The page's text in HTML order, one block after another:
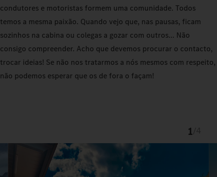
condutores e motoristas formem uma comunidade. Todos
temos a mesma paixão. Quando vejo que, nas pausas, ficam
sozinhos na cabina ou colegas a gozar com outros... Não
consigo compreender. Acho que devemos procurar o contacto,
trocar ideias! Se não nos tratarmos a nós mesmos com respeito,
não podemos esperar que os de fora o façam!
1